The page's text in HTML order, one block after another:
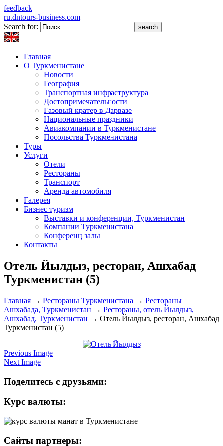
feedback
ru.dntours-business.com
Search for:
Главная
О Туркменистане
Новости
География
Транспортная инфраструктура
Достопримечательности
Газовый кратер в Дарвазе
Национальные праздники
Авиакомпании в Туркменистане
Посольства Туркменистана
Туры
Услуги
Отели
Рестораны
Транспорт
Аренда автомобиля
Галерея
Бизнес туризм
Выставки и конференции, Туркменистан
Компании Туркменистана
Конференц залы
Контакты
Отель Йылдыз, ресторан, Ашхабад
Туркменистан (5)
Главная → Рестораны Туркменистана → Рестораны
Ашхабада, Туркменистан → Рестораны, отель Йылдыз,
Ашхабад, Туркменистан → Отель Йылдыз, ресторан, Ашхабад
Туркменистан (5)
Previous Image
Next Image
Поделитесь с друзьями:
Курс валюты:
Сайты партнеры: